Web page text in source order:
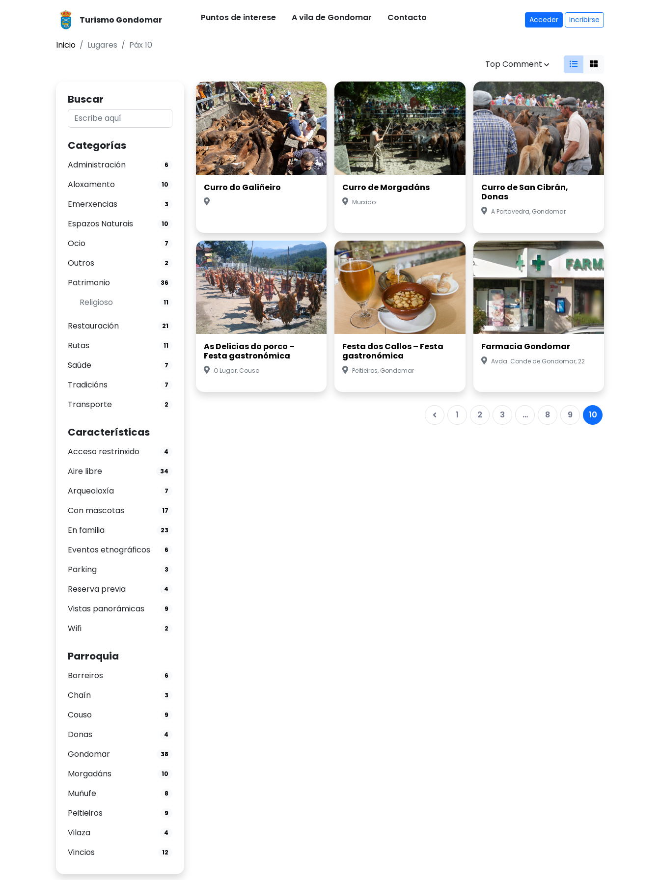
Turismo Gondomar Puntos de interese A vila de Gondomar Contacto Acceder Incribirse
Inicio Lugares
Páx 10
Top Comment
Buscar
Categorías
Administración 6
Aloxamento 10
Emerxencias 3
Espazos Naturais 10
Ocio 7
Outros 2
Patrimonio 36
Religioso 11
Restauración 21
Rutas 11
Saúde 7
Tradicións 7
Transporte 2
Características
Acceso restrinxido 4
Aire libre 34
Arqueoloxía 7
Con mascotas 17
En familia 23
Eventos etnográficos 6
Parking 3
Reserva previa 4
Vistas panorámicas 9
Wifi 2
Parroquia
Borreiros 6
Chaín 3
Couso 9
Donas 4
Gondomar 38
Morgadáns 10
Muñufe 8
Peitieiros 9
Vilaza 4
Vincios 12
Curro do Galiñeiro Curro de Morgadáns
Murxido
Curro de San Cibrán,
Donas
A Portavedra, Gondomar
As Delicias do porco –
Festa gastronómica
O Lugar, Couso
Festa dos Callos – Festa
gastronómica
Peitieiros, Gondomar
Farmacia Gondomar
Avda. Conde de Gondomar, 22
1 2 3 … 8 9 10